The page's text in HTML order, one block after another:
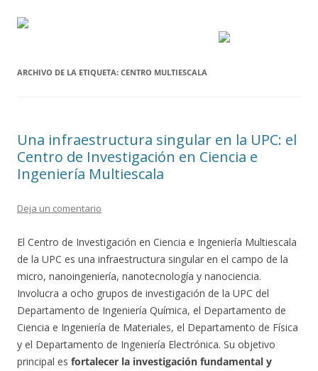
ARCHIVO DE LA ETIQUETA: CENTRO MULTIESCALA
Una infraestructura singular en la UPC: el
Centro de Investigación en Ciencia e
Ingeniería Multiescala
Deja un comentario
El Centro de Investigación en Ciencia e Ingeniería Multiescala
de la UPC es una infraestructura singular en el campo de la
micro, nanoingeniería, nanotecnología y nanociencia.
Involucra a ocho grupos de investigación de la UPC del
Departamento de Ingeniería Química, el Departamento de
Ciencia e Ingeniería de Materiales, el Departamento de Física
y el Departamento de Ingeniería Electrónica. Su objetivo
principal es fortalecer la investigación fundamental y